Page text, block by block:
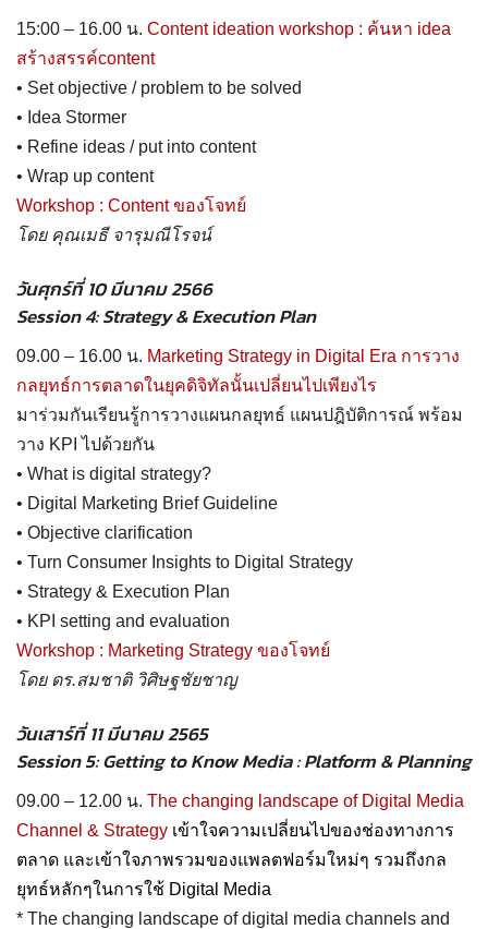
15:00 – 16.00 น. Content ideation workshop : ค้นหา idea
สร้างสรรค์content
• Set objective / problem to be solved
• Idea Stormer
• Refine ideas / put into content
• Wrap up content
Workshop : Content ของโจทย์
โดย คุณเมธี จารุมณีโรจน์
วันศุกร์ที่ 10 มีนาคม 2566
Session 4: Strategy & Execution Plan
09.00 – 16.00 น. Marketing Strategy in Digital Era การวาง
กลยุทธ์การตลาดในยุคดิจิทัลนั้นเปลี่ยนไปเพียงไร
มาร่วมกันเรียนรู้การวางแผนกลยุทธ์ แผนปฎิบัติการณ์ พร้อม
วาง KPI ไปด้วยกัน
• What is digital strategy?
• Digital Marketing Brief Guideline
• Objective clarification
• Turn Consumer Insights to Digital Strategy
• Strategy & Execution Plan
• KPI setting and evaluation
Workshop : Marketing Strategy ของโจทย์
โดย ดร.สมชาติ วิศิษฐชัยชาญ
วันเสาร์ที่ 11 มีนาคม 2565
Session 5: Getting to Know Media : Platform & Planning
09.00 – 12.00 น. The changing landscape of Digital Media
Channel & Strategy เข้าใจความเปลี่ยนไปของช่องทางการ
ตลาด และเข้าใจภาพรวมของแพลตฟอร์มใหม่ๆ รวมถึงกล
ยุทธ์หลักๆในการใช้ Digital Media
* The changing landscape of digital media channels and